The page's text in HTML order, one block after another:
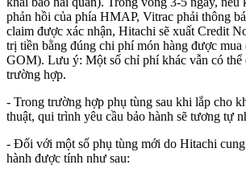
phản hồi của phía HMAP, Vitrac phải thông
claim được xác nhận, Hitachi sẽ xuất Credit
trị tiền bằng đúng chi phí món hàng được mua
GOM). Lưu ý: Một số chỉ phí khác vẫn có
trường hợp.
- Trong trường hợp phụ tùng sau khi lắp cho
thuật, qui trình yêu cầu bảo hành sẽ tương tự
- Đối với một số phụ tùng mới do Hitachi
hành được tính như sau: